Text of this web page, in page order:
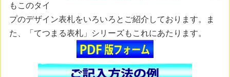
もこのタイ
プのデザイン表札をいろいろとご紹介しております。ま
た、「てつまる表札」シリーズもこれにあたります。